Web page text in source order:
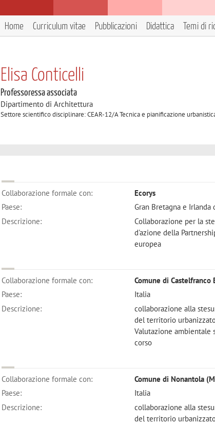
Home Curriculum vitae Pubblicazioni Didattica Temi di
Elisa Conticelli
Professoressa associata
Dipartimento di Architettura
Settore scientifico disciplinare: CEAR-12/A Tecnica e pianificazione
Collaborazione formale con:
Ecorys
Paese:
Gran Bretagna e Irlanda
Descrizione:
Collaborazione per la
d'azione della
europea
Collaborazione formale con:
Comune di Castelfranco
Paese:
Italia
Descrizione:
collaborazione alla
del territorio
Valutazione ambientale
corso
Collaborazione formale con:
Comune di Nonantola
Paese:
Italia
Descrizione:
collaborazione alla
del territorio